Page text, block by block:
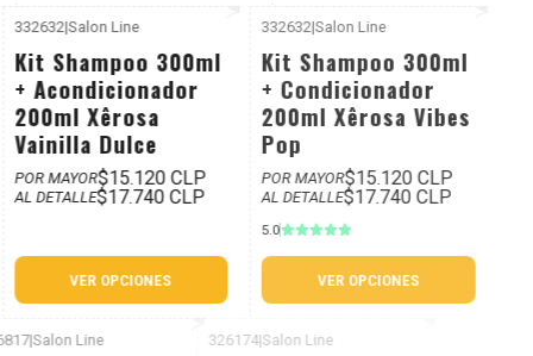
332632|Salon Line
Kit Shampoo 300ml
+ Acondicionador
200ml Xêrosa
Vainilla Dulce
POR MAYOR$15.120 CLP
AL DETALLE$17.740 CLP
VER OPCIONES
332632|Salon Line
Kit Shampoo 300ml
+ Condicionador
200ml Xêrosa Vibes
Pop
POR MAYOR$15.120 CLP
AL DETALLE$17.740 CLP
5.0
VER OPCIONES
306817 Salon Line 326174